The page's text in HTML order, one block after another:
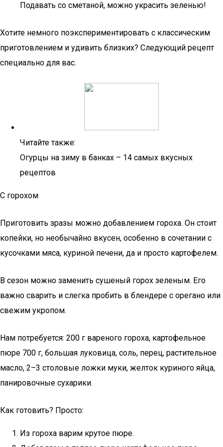
Подавать со сметаной, можно украсить зеленью!
Хотите немного поэкспериментировать с классическим
приготовлением и удивить близких? Следующий рецепт
специально для вас.
Читайте также:
Огурцы на зиму в банках – 14 самых вкусных
рецептов
С горохом
Приготовить зразы можно добавлением гороха. Он стоит
копейки, но необычайно вкусен, особенно в сочетании с
кусочками мяса, куриной печени, да и просто картофелем.
В сезон можно заменить сушеный горох зеленым. Его
важно сварить и слегка пробить в блендере с орегано или
свежим укропом.
Нам потребуется: 200 г вареного гороха, картофельное
пюре 700 г, большая луковица, соль, перец, растительное
масло, 2–3 столовые ложки муки, желток куриного яйца,
панировочные сухарики.
Как готовить? Просто:
Из гороха варим крутое пюре.